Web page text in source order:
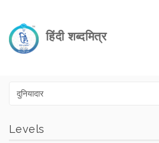
हिंदी शब्दमित्र
Levels